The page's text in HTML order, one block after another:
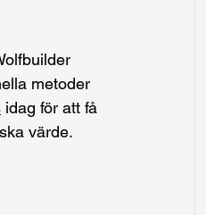
metoder
idag för att få
värde.